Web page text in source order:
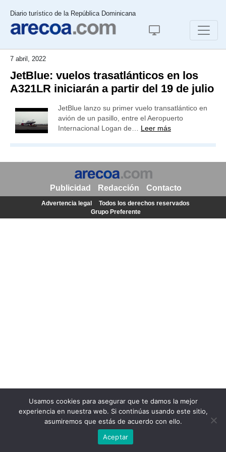
Diario turístico de la República Dominicana
7 abril, 2022
JetBlue: vuelos trasatlánticos en los
A321LR iniciarán a partir del 19 de julio
JetBlue lanzo su primer vuelo transatlántico en
avión de un pasillo, entre el Aeropuerto
Internacional Logan de… Leer más
Usamos cookies para asegurar que te damos la mejor
experiencia en nuestra web. Si continúas usando este sitio,
asumiremos que estás de acuerdo con ello.
Aceptar
Publicidad Redacción Contacto
Advertencia legal
Todos los derechos reservados
Grupo Preferente